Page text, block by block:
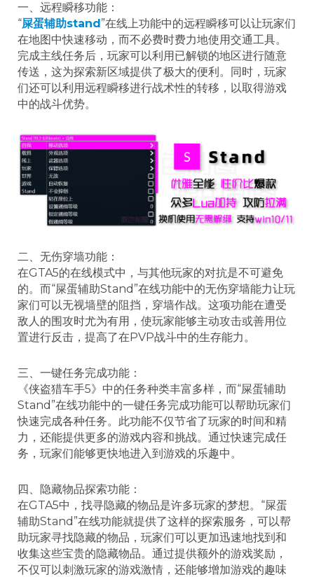
一、远程瞬移功能：
“屎蛋辅助stand”在线上功能中的远程瞬移可以让玩家们
在地图中快速移动，而不必费时费力地使用交通工具。
完成主线任务后，玩家可以利用已解锁的地区进行随意
传送，这为探索新区域提供了极大的便利。同时，玩家
们还可以利用远程瞬移进行战术性的转移，以取得游戏
中的战斗优势。
二、无伤穿墙功能：
在GTA5的在线模式中，与其他玩家的对抗是不可避免
的。而“屎蛋辅助Stand”在线功能中的无伤穿墙能力让玩
家们可以无视墙壁的阻挡，穿墙作战。这项功能在遭受
敌人的围攻时尤为有用，使玩家能够主动攻击或善用位
置进行反击，提高了在PVP战斗中的生存能力。
三、一键任务完成功能：
《侠盗猎车手5》中的任务种类丰富多样，而“屎蛋辅助
Stand”在线功能中的一键任务完成功能可以帮助玩家们
快速完成各种任务。此功能不仅节省了玩家的时间和精
力，还能提供更多的游戏内容和挑战。通过快速完成任
务，玩家们能够更快地进入到游戏的乐趣中。
四、隐藏物品探索功能：
在GTA5中，找寻隐藏的物品是许多玩家的梦想。“屎蛋
辅助Stand”在线功能就提供了这样的探索服务，可以帮
助玩家寻找隐藏的物品，玩家们可以更加迅速地找到和
收集这些宝贵的隐藏物品。通过提供额外的游戏奖励，
不仅可以刺激玩家的游戏激情，还能够增加游戏的趣味